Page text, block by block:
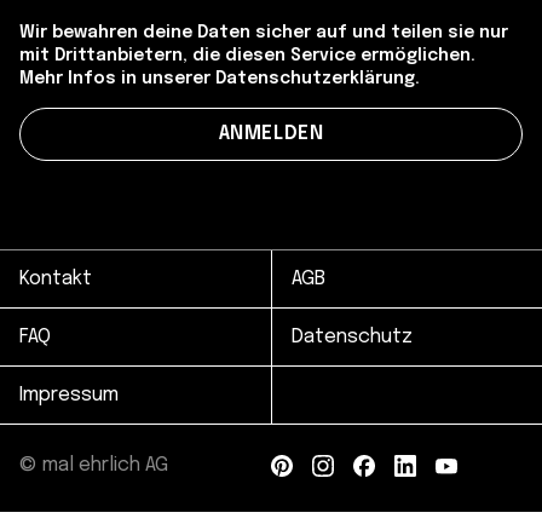
Wir bewahren deine Daten sicher auf und teilen sie nur
mit Drittanbietern, die diesen Service ermöglichen.
Mehr Infos in unserer Datenschutzerklärung.
Kontakt AGB
FAQ Datenschutz
Impressum
© mal ehrlich AG